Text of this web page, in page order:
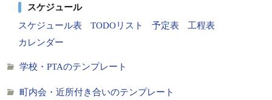
スケジュール
スケジュール表
TODOリスト 予定表
工程表
カレンダー
学校・PTAのテンプレート
町内会・近所付き合いのテンプレート